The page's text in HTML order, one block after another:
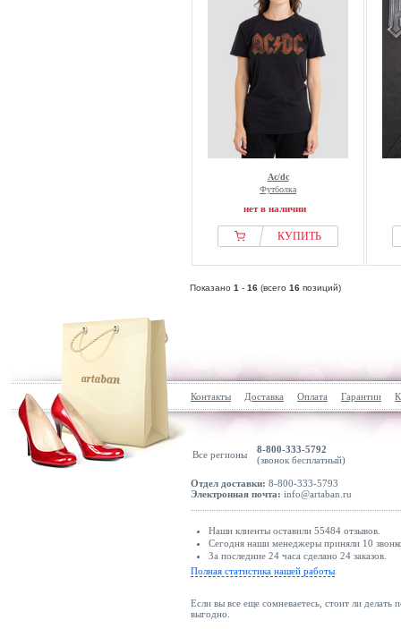
Ac/dc
Футболка
нет в наличии
КУПИТЬ
Показано 1 - 16 (всего 16 позиций)
Контакты Доставка Оплата Гарантии
Все регионы
8-800-333-5792
(звонок бесплатный)
Отдел доставки: 8-800-333-5793
Электронная почта: info@artaban.ru
Наши клиенты оставили 55484 отзывов.
Сегодня наши менеджеры приняли 10
За последние 24 часа сделано 24 заказов.
Полная статистика нашей работы
Если вы все еще сомневаетесь, стоит ли делать
выгодно.